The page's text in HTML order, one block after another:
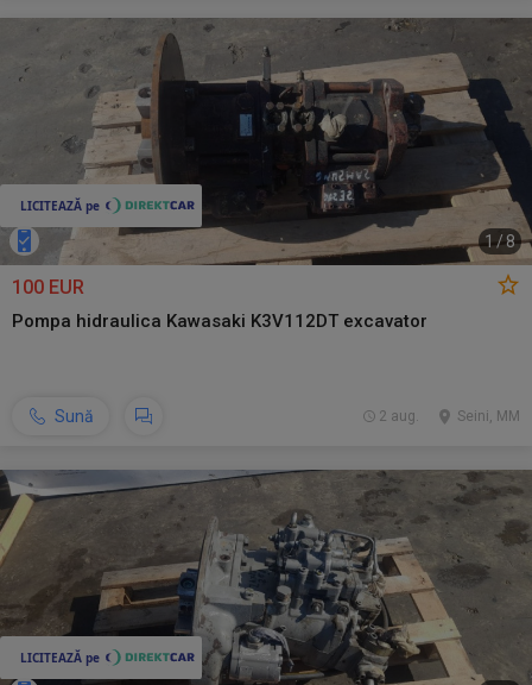
1 /8
100 EUR
Pompa hidraulica Kawasaki K3V112DT excavator
Sună Seini, MM
2 aug.